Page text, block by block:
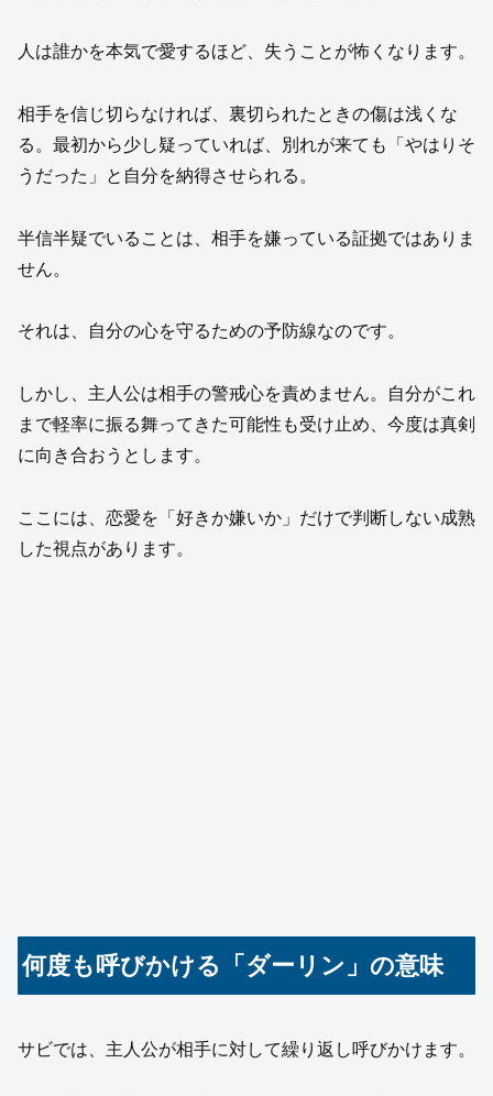
人は誰かを本気で愛するほど、失うことが怖くなります。
相手を信じ切らなければ、裏切られたときの傷は浅くな
る。最初から少し疑っていれば、別れが来ても「やはりそ
うだった」と自分を納得させられる。
半信半疑でいることは、相手を嫌っている証拠ではありま
せん。
それは、自分の心を守るための予防線なのです。
しかし、主人公は相手の警戒心を責めません。自分がこれ
まで軽率に振る舞ってきた可能性も受け止め、今度は真剣
に向き合おうとします。
ここには、恋愛を「好きか嫌いか」だけで判断しない成熟
した視点があります。
何度も呼びかける「ダーリン」の意味
サビでは、主人公が相手に対して繰り返し呼びかけます。